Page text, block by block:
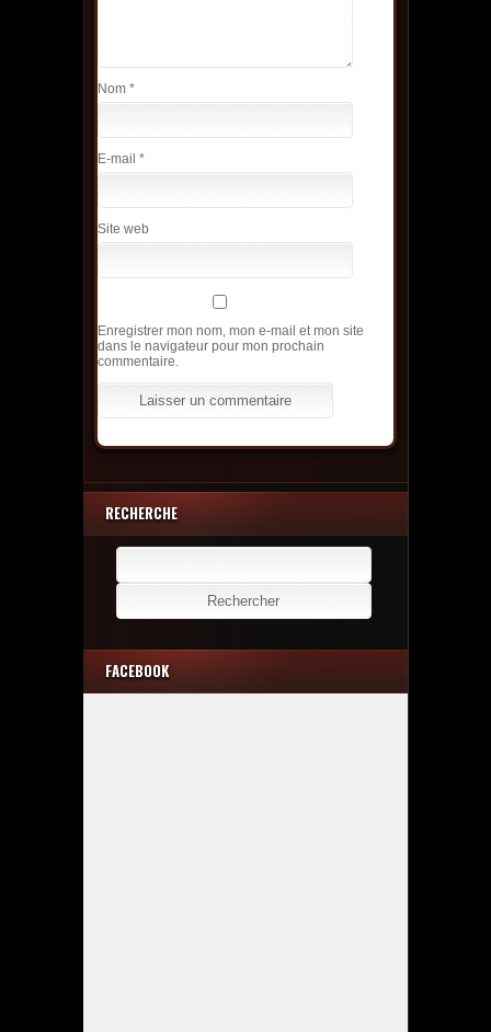
Nom *
E-mail *
Site web
Enregistrer mon nom, mon e-mail et mon site
dans le navigateur pour mon prochain
commentaire.
RECHERCHE
Rechercher :
FACEBOOK